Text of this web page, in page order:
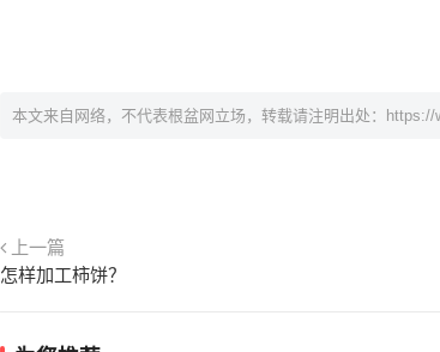
本文来自网络，不代表根盆网立场，转载请注明出处： https://
上一篇
怎样加工柿饼？